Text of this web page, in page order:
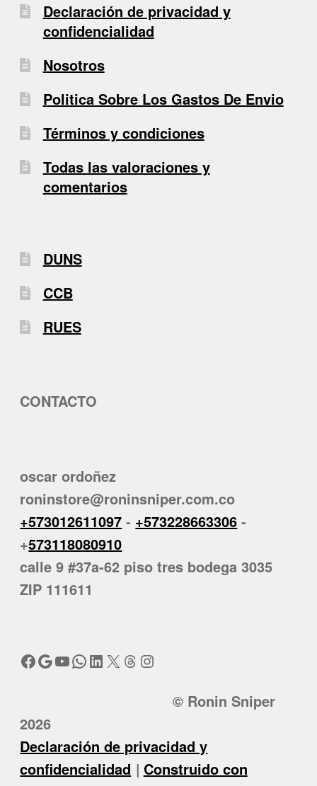
Declaración de privacidad y
confidencialidad
Nosotros
Politica Sobre Los Gastos De Envio
Términos y condiciones
Todas las valoraciones y
comentarios
DUNS
CCB
RUES
CONTACTO
oscar ordoñez
roninstore@roninsniper.com.co
+573012611097 - +573228663306 -
+573118080910
calle 9 #37a-62 piso tres bodega 3035
ZIP 111611
Facebook
Google
YouTube
WhatsApp
LinkedIn
X Threads
Instagram
© Ronin Sniper
2026
Declaración de privacidad y
confidencialidad
Construido con